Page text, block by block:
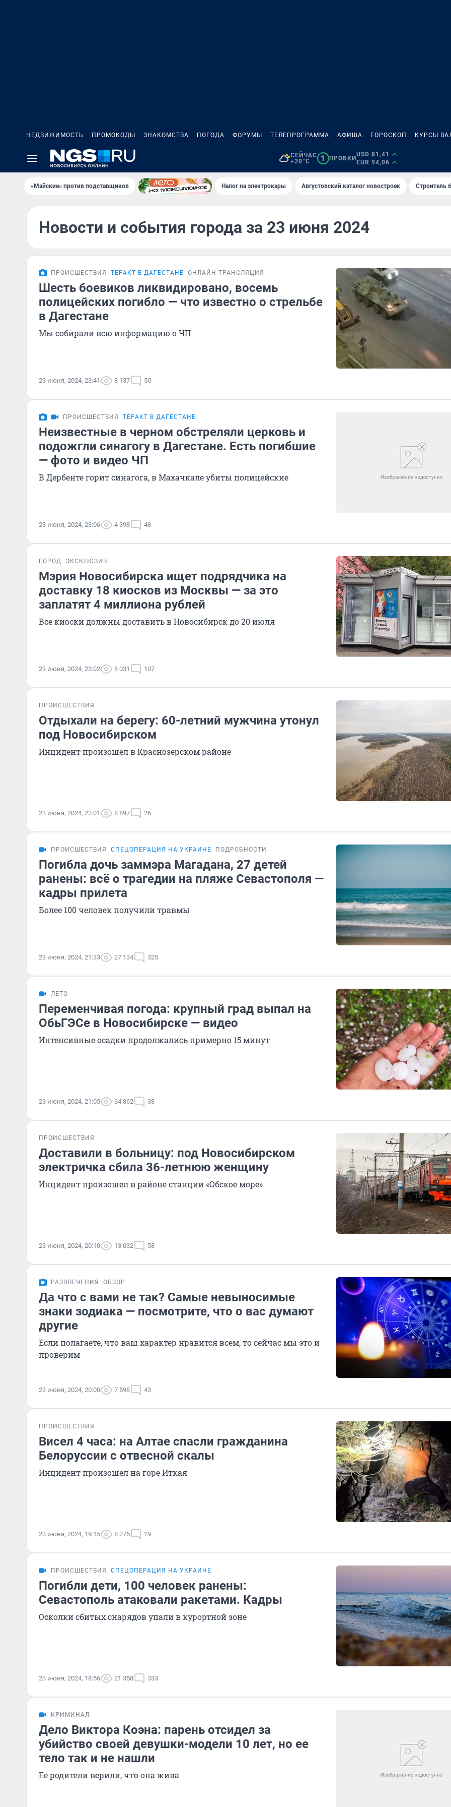
НЕДВИЖИМОСТЬ ПРОМОКОДЫ ЗНАКОМСТВА ПОГОДА ФОРУМЫ ТЕЛЕПРОГРАММА АФИША ГОРОСКОП КУРСЫ
СЕЙЧАС
+20°C
1 ПРОБКИ
USD 81,41
EUR 94,06
«Майские» против подставщиков Налог на электрокары Августовский каталог новостроек Строитель
Новости и события города за 23 июня 2024
ПРОИСШЕСТВИЯ ТЕРАКТ В ДАГЕСТАНЕ ОНЛАЙН-ТРАНСЛЯЦИЯ
Шесть боевиков ликвидировано, восемь
полицейских погибло — что известно о стрельбе
в Дагестане
Мы собирали всю информацию о ЧП
23 июня, 2024, 23:41 8 137 50
ПРОИСШЕСТВИЯ ТЕРАКТ В ДАГЕСТАНЕ
Неизвестные в черном обстреляли церковь и
подожгли синагогу в Дагестане. Есть погибшие
— фото и видео ЧП
В Дербенте горит синагога, в Махачкале убиты полицейские
23 июня, 2024, 23:06 4 398 48
ГОРОД ЭКСКЛЮЗИВ
Мэрия Новосибирска ищет подрядчика на
доставку 18 киосков из Москвы — за это
заплатят 4 миллиона рублей
Все киоски должны доставить в Новосибирск до 20 июля
23 июня, 2024, 23:02 8 031 107
ПРОИСШЕСТВИЯ
Отдыхали на берегу: 60-летний мужчина утонул
под Новосибирском
Инцидент произошел в Краснозерском районе
23 июня, 2024, 22:01 8 897 26
ПРОИСШЕСТВИЯ СПЕЦОПЕРАЦИЯ НА УКРАИНЕ ПОДРОБНОСТИ
Погибла дочь заммэра Магадана, 27 детей
ранены: всё о трагедии на пляже Севастополя —
кадры прилета
Более 100 человек получили травмы
23 июня, 2024, 21:33 27 134 325
ЛЕТО
Переменчивая погода: крупный град выпал на
ОбьГЭСе в Новосибирске — видео
Интенсивные осадки продолжались примерно 15 минут
23 июня, 2024, 21:05 34 862 38
ПРОИСШЕСТВИЯ
Доставили в больницу: под Новосибирском
электричка сбила 36-летнюю женщину
Инцидент произошел в районе станции «Обское море»
23 июня, 2024, 20:10 13 032 58
РАЗВЛЕЧЕНИЯ ОБЗОР
Да что с вами не так? Самые невыносимые
знаки зодиака — посмотрите, что о вас думают
другие
Если полагаете, что ваш характер нравится всем, то сейчас мы это и
проверим
23 июня, 2024, 20:00 7 598 43
ПРОИСШЕСТВИЯ
Висел 4 часа: на Алтае спасли гражданина
Белоруссии с отвесной скалы
Инцидент произошел на горе Иткая
23 июня, 2024, 19:15 8 275 19
ПРОИСШЕСТВИЯ СПЕЦОПЕРАЦИЯ НА УКРАИНЕ
Погибли дети, 100 человек ранены:
Севастополь атаковали ракетами. Кадры
Осколки сбитых снарядов упали в курортной зоне
23 июня, 2024, 18:56 21 358 333
КРИМИНАЛ
Дело Виктора Коэна: парень отсидел за
убийство своей девушки-модели 10 лет, но ее
тело так и не нашли
Ее родители верили, что она жива